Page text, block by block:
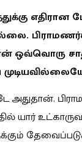
எதிரான
ஒவ்வொரு
அதுதான்.
யார்